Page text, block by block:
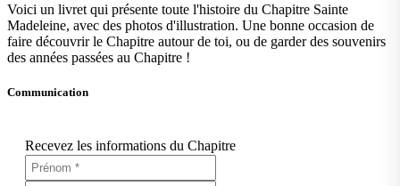
Voici un livret qui présente toute l'histoire du Chapitre Sainte
Madeleine, avec des photos d'illustration. Une bonne occasion de
faire découvrir le Chapitre autour de toi, ou de garder des souvenirs
des années passées au Chapitre !
Communication
Recevez les informations du Chapitre